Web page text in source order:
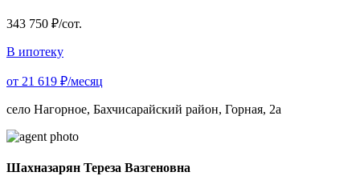
343 750 ₽/сот.
В ипотеку
от 21 619 ₽/месяц
село Нагорное, Бахчисарайский район, Горная, 2а
Шахназарян Тереза Вазгеновна